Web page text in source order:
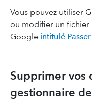
Vous pouvez utiliser
ou modifier un fichier
Google intitulé
Supprimer vos
gestionnaire